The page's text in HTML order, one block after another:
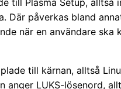
Där påverkas bland
när en användare ska
till kärnan, alltså
anger LUKS-lösenord,